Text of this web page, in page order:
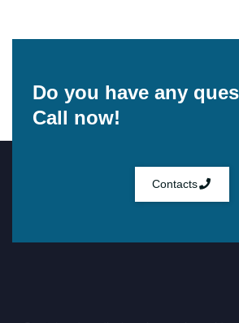
Do you have any
Call now!
Contacts